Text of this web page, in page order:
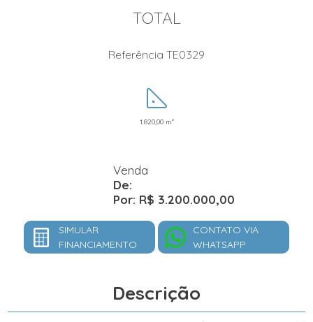
TOTAL
Referência TE0329
1.820,00 m²
Venda
De:
Por: R$ 3.200.000,00
SIMULAR
FINANCIAMENTO
CONTATO VIA
WHATSAPP
Descrição